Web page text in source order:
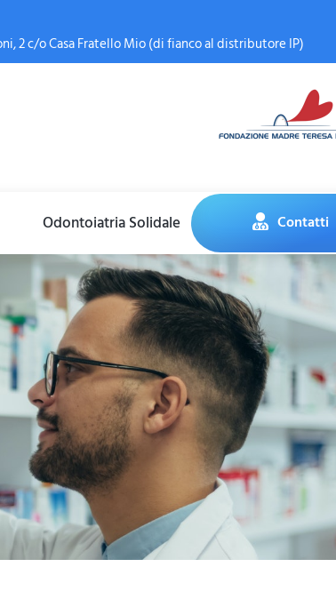
2 c/o Casa Fratello Mio (di fianco al distributore IP)
Odontoiatria Solidale Contatti